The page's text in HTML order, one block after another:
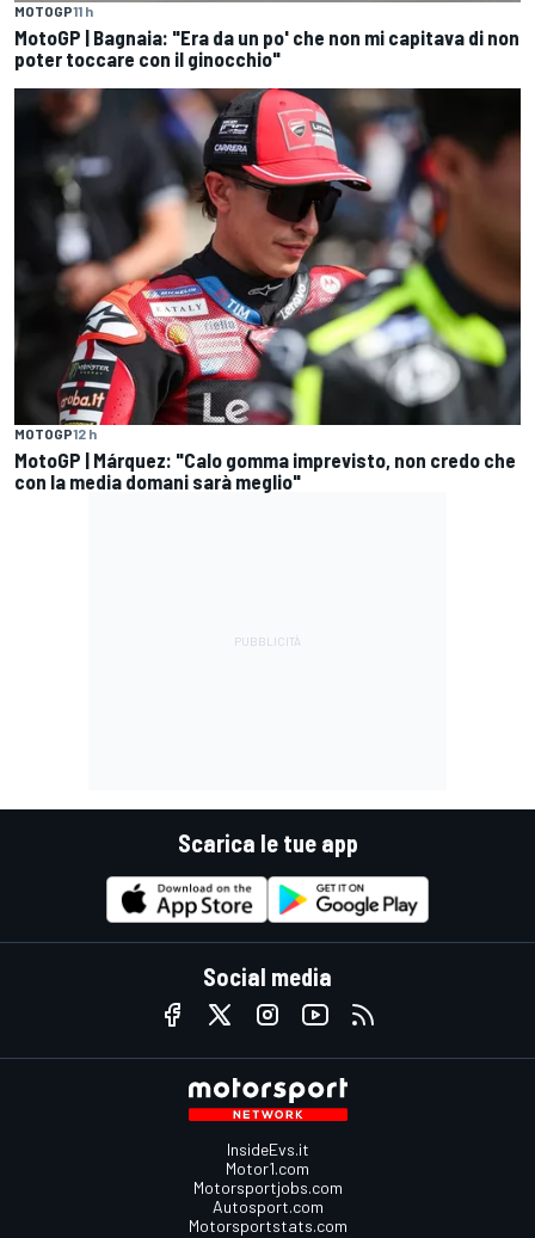
MOTOGP11 h
MotoGP | Bagnaia: "Era da un po' che non mi capitava di non
poter toccare con il ginocchio"
MOTOGP12 h
MotoGP | Márquez: "Calo gomma imprevisto, non credo che
con la media domani sarà meglio"
Scarica le tue app
Social media
InsideEvs.it
Motor1.com
Motorsportjobs.com
Autosport.com
Motorsportstats.com